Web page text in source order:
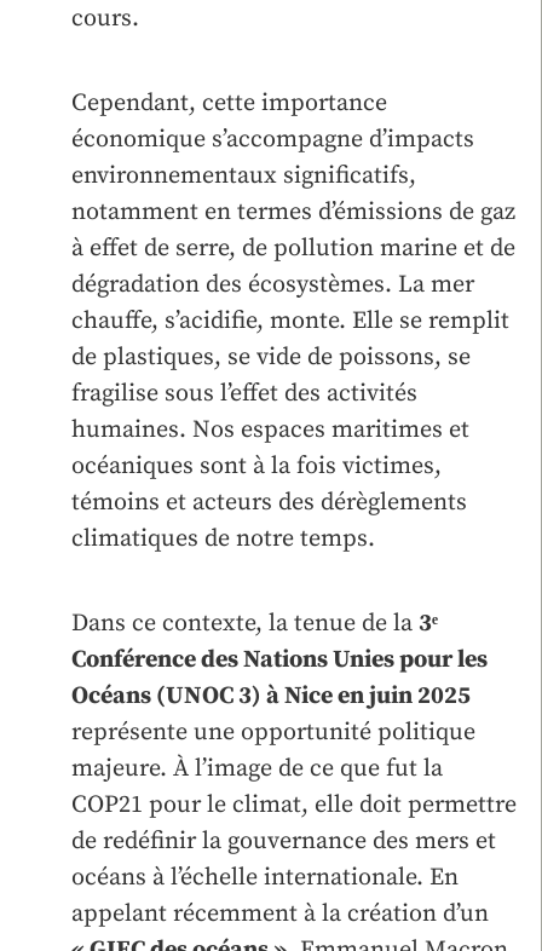
cours.
Cependant, cette importance
économique s’accompagne d’impacts
environnementaux significatifs,
notamment en termes d’émissions de gaz
à effet de serre, de pollution marine et de
dégradation des écosystèmes. La mer
chauffe, s’acidifie, monte. Elle se remplit
de plastiques, se vide de poissons, se
fragilise sous l’effet des activités
humaines. Nos espaces maritimes et
océaniques sont à la fois victimes,
témoins et acteurs des dérèglements
climatiques de notre temps.
Dans ce contexte, la tenue de la 3ᵉ
Conférence des Nations Unies pour les
Océans (UNOC 3) à Nice en juin 2025
représente une opportunité politique
majeure. À l’image de ce que fut la
COP21 pour le climat, elle doit permettre
de redéfinir la gouvernance des mers et
océans à l’échelle internationale. En
appelant récemment à la création d’un